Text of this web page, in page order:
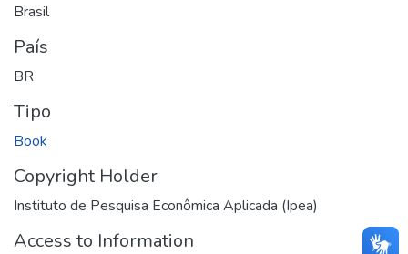
Brasil
País
BR
Tipo
Book
Copyright Holder
Instituto de Pesquisa Econômica Aplicada (Ipea)
Access to Information